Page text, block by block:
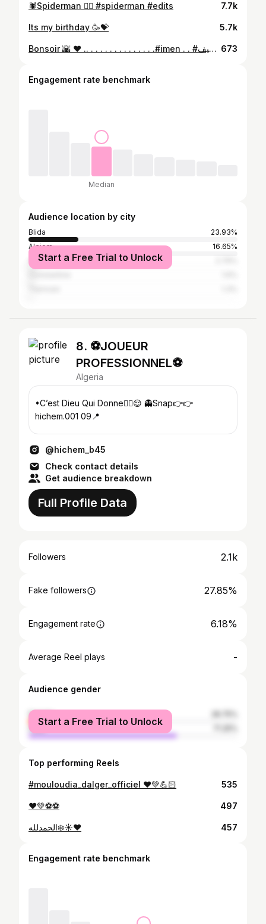
🕷Spiderman ❤️‍🔥 #spiderman #edits 7.7k
Its my birthday 🥳💝 5.7k
Bonsoir 🌇 ❤️ .. . . . . . . . . . . . . . .#imen . . #شدةتلمسانيةجزائرية #شدةتلمسانية #القفطان_الجزائري #القفطان_المغربي_اصلي_عالمي_جميل #وهرانية_جمال_اناقة_ورقة #وهران_الباهية #وهران #التراث_الجزائري #كراكو_جزائري #تلمسان #سيدي_بلعباس #العاصمة #الجزائرية #بجاية #عنابة #قسنطينة #سطيف #algerienne🇩🇿 #algerie #france #sidibelabbes #tiziouzou #oran 💋❤💙💖💕💜💛💚👄 673
Engagement rate benchmark
Median
Audience location by city
Blida
23.93%
Algiers
16.65%
OranStart a Free Trial to Unlock
8. ⚽JOUEUR
PROFESSIONNEL⚽
Algeria
•C’est Dieu Qui Donne☝🏻😌 👻Snap👉👉
hichem.001 09📍
@hichem_b45
Check contact details
Get audience breakdown
Full Profile Data
Followers 2.1k
Fake followers 27.85%
Engagement rate 6.18%
Average Reel plays -
Audience gender
female
male
Start a Free Trial to Unlock
Top performing Reels
#mouloudia_dalger_officiel ❤️💚💪🏻 535
❤️💚⚽️⚽️ 497
الحمدلله❄️☀️❤️ 457
Engagement rate benchmark